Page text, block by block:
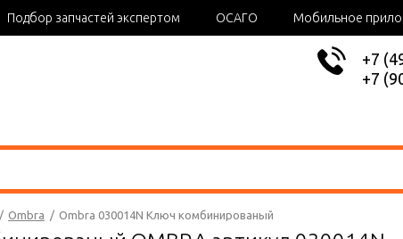
Подбор запчастей экспертом ОСАГО Мобильное
+7
+7
/ Ombra / Ombra 030014N Ключ комбинированый